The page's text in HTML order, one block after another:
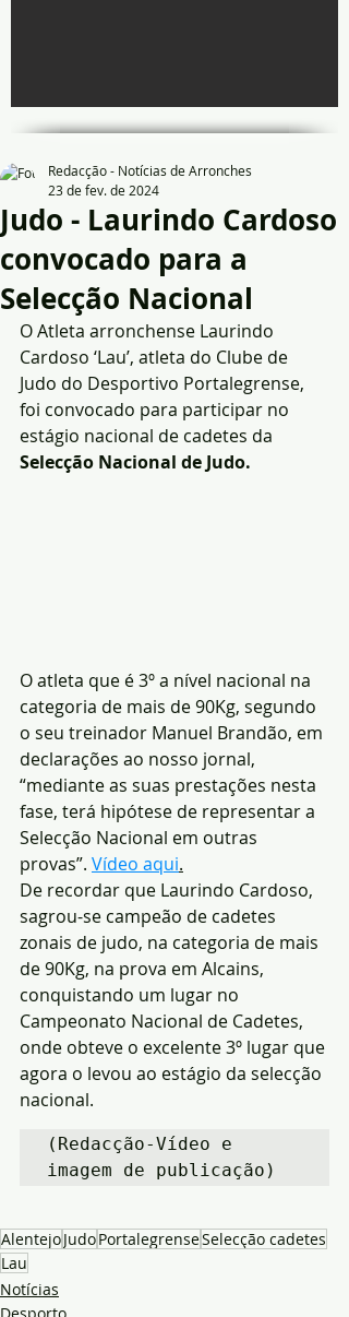
Judo - Laurindo Cardoso
convocado para a
Selecção Nacional
Redacção - Notícias de Arronches
23 de fev. de 2024
O Atleta arronchense Laurindo
Cardoso ‘Lau’, atleta do Clube de
Judo do Desportivo Portalegrense,
foi convocado para participar no
estágio nacional de cadetes da
Selecção Nacional de Judo.
O atleta que é 3º a nível nacional na
categoria de mais de 90Kg, segundo
o seu treinador Manuel Brandão, em
declarações ao nosso jornal,
“mediante as suas prestações nesta
fase, terá hipótese de representar a
Selecção Nacional em outras
provas”. Vídeo aqui.
De recordar que Laurindo Cardoso,
sagrou-se campeão de cadetes
zonais de judo, na categoria de mais
de 90Kg, na prova em Alcains,
conquistando um lugar no
Campeonato Nacional de Cadetes,
onde obteve o excelente 3º lugar que
agora o levou ao estágio da selecção
nacional.
(Redacção-Vídeo e
imagem de publicação)
AlentejoJudoPortalegrenseSelecção cadetes
Lau
Notícias